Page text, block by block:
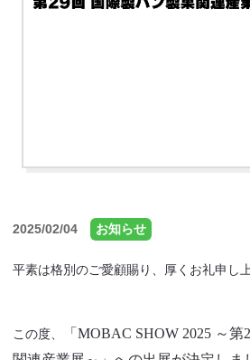
2025/02/04 お知らせ
平素は格別のご愛顧賜り、厚くお礼申し
この度、 「MOBAC SHOW 2025 ～